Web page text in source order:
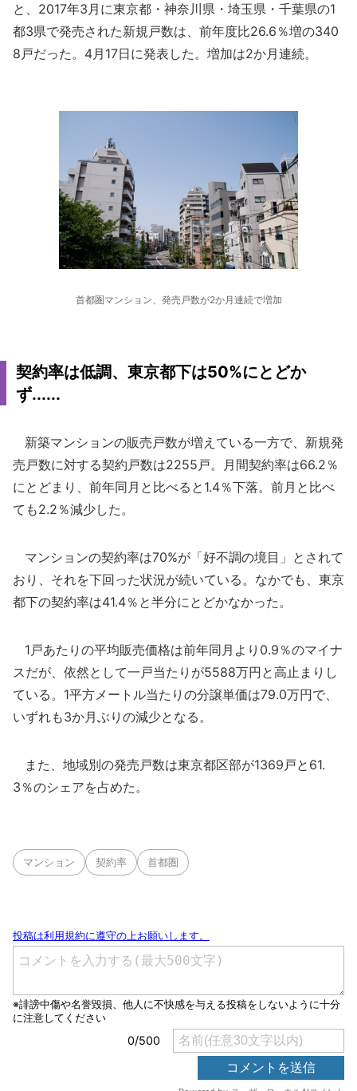
と、2017年3月に東京都・神奈川県・埼玉県・千葉県の1
都3県で発売された新規戸数は、前年度比26.6％増の340
8戸だった。4月17日に発表した。増加は2か月連続。
首都圏マンション、発売戸数が2か月連続で増加
契約率は低調、東京都下は50%にとどか
ず......
新築マンションの販売戸数が増えている一方で、新規発
売戸数に対する契約戸数は2255戸。月間契約率は66.2％
にとどまり、前年同月と比べると1.4％下落。前月と比べ
ても2.2％減少した。
マンションの契約率は70%が「好不調の境目」とされて
おり、それを下回った状況が続いている。なかでも、東京
都下の契約率は41.4％と半分にとどかなかった。
1戸あたりの平均販売価格は前年同月より0.9％のマイナ
スだが、依然として一戸当たりが5588万円と高止まりし
ている。1平方メートル当たりの分譲単価は79.0万円で、
いずれも3か月ぶりの減少となる。
また、地域別の発売戸数は東京都区部が1369戸と61.
3％のシェアを占めた。
マンション 契約率 首都圏